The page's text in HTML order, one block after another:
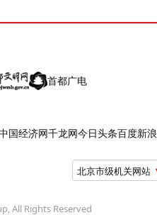
首都广电
国经济网千龙网今日头条百度新浪
北京市级机关网站
All Rights Reserved